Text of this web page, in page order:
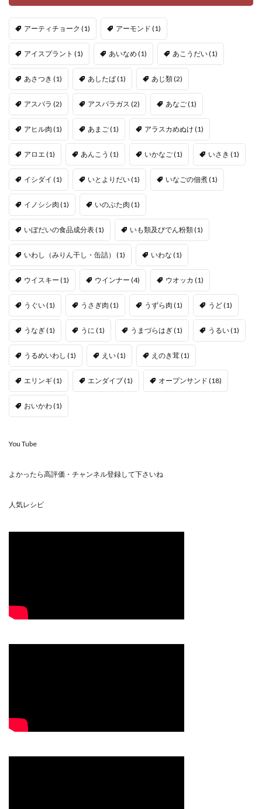
アーティチョーク (1) アーモンド (1)
アイスプラント (1) あいなめ (1) あこうだい(1)
あさつき (1) あしたば(1) あじ類(2)
アスパラ (2) アスパラガス (2) あなご(1)
アヒル肉 (1) あまご(1) アラスカめぬけ (1)
アロエ (1) あんこう (1) いかなご(1) いさき (1)
イシダイ (1) いとよりだい(1) いなごの佃煮(1)
イノシシ肉 (1) いのぶた肉 (1)
いぼだいの食品成分表(1) いも類及びでん粉類(1)
いわし（みりん干し・缶詰） (1) いわな (1)
ウイスキー (1) ウインナー (4) ウオッカ (1)
うぐい(1) うさぎ肉 (1) うずら肉 (1) うど(1)
うなぎ(1) うに (1) うまづらはぎ(1) うるい(1)
うるめいわし (1) えい(1) えのき茸(1)
エリンギ(1) エンダイブ(1) オープンサンド (18)
おいかわ(1)
You Tube
よかったら高評価・チャンネル登録して下さいね
人気レシピ